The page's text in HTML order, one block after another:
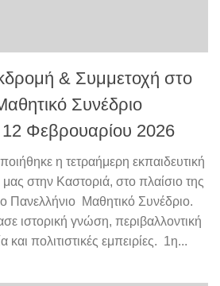
& Συμμετοχή στο
Συνέδριο
Φεβρουαρίου 2026
η τετραήμερη εκπαιδευτική
στην Καστοριά, στο πλαίσιο της
Πανελλήνιο Μαθητικό Συνέδριο.
ιστορική γνώση, περιβαλλοντική
και πολιτιστικές εμπειρίες. 1η...